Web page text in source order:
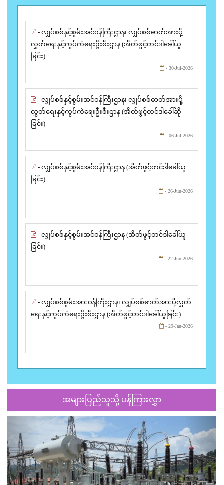
- လျှပ်စစ်နှင့်စွမ်းအင်ဝန်ကြီးဌာန၊ လျှပ်စစ်ဓာတ်အားပို့
လွှတ်ရေးနှင့်ကွပ်ကဲရေးဦးစီးဌာန (အိတ်ဖွင့်တင်ဒါခေါ်ယူ
ခြင်း)
- 30-Jul-2026
- လျှပ်စစ်နှင့်စွမ်းအင်ဝန်ကြီးဌာန၊ လျှပ်စစ်ဓာတ်အားပို့
လွှတ်ရေးနှင့်ကွပ်ကဲရေးဦးစီးဌာန (အိတ်ဖွင့်တင်ဒါခေါ်ဆို
ခြင်း)
- 06-Jul-2026
- လျှပ်စစ်နှင့်စွမ်းအင်ဝန်ကြီးဌာန (အိတ်ဖွင့်တင်ဒါခေါ်ယူ
ခြင်း)
- 26-Jun-2026
- လျှပ်စစ်နှင့်စွမ်းအင်ဝန်ကြီးဌာန (အိတ်ဖွင့်တင်ဒါခေါ်ယူ
ခြင်း)
- 22-Jun-2026
- လျှပ်စစ်စွမ်းအားဝန်ကြီးဌာန၊ လျှပ်စစ်ဓာတ်အားပို့လွှတ်
ရေးနှင့်ကွပ်ကဲရေးဦးစီးဌာန (အိတ်ဖွင့်တင်ဒါခေါ်ယူခြင်း)
- 29-Jan-2026
အများပြည်သူသို့ ပန်ကြားလွှာ
Previous